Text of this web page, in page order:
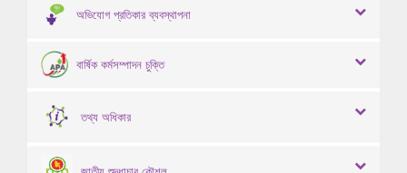
অভিযোগ প্রতিকার ব্যবস্থাপনা
বার্ষিক কর্মসম্পাদন চুক্তি
তথ্য অধিকার